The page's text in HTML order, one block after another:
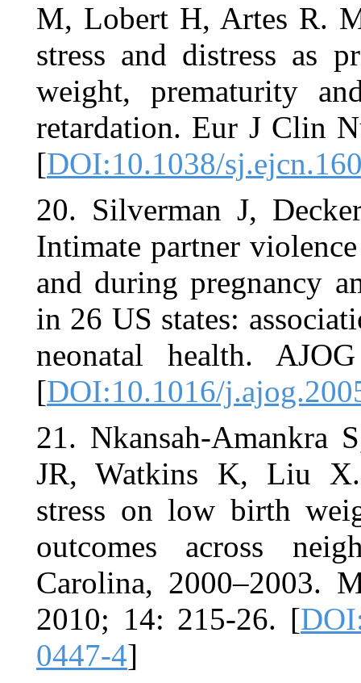
M, Lobert
stress and
weight,
[
20.
Intimate
and during
in 26 US
neonatal
[
21.
JR,
stress on
outcomes
Carolina,
2010; 14: